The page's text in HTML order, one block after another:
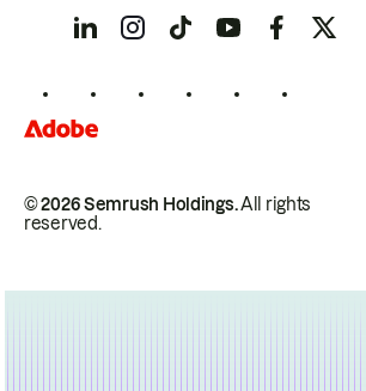
© 2026 Semrush Holdings.All rights
reserved.